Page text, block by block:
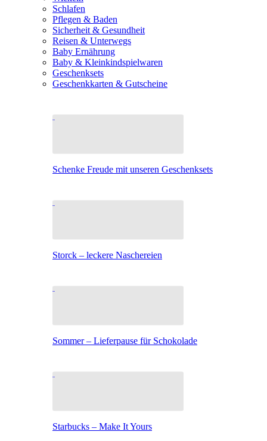
Schlafen
Pflegen & Baden
Sicherheit & Gesundheit
Reisen & Unterwegs
Baby Ernährung
Baby & Kleinkindspielwaren
Geschenksets
Geschenkkarten & Gutscheine
Schenke Freude mit unseren Geschenksets
Storck – leckere Naschereien
Sommer – Lieferpause für Schokolade
Starbucks – Make It Yours